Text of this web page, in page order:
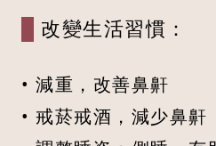
改變生活習慣：
• 減重，改善鼻鼾
• 戒菸戒酒，減少鼻鼾